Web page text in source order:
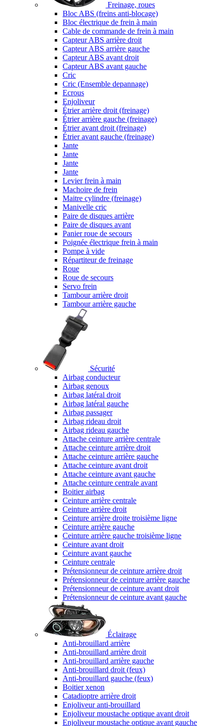
Freinage, roues
Bloc ABS (freins anti-blocage)
Bloc électrique de frein à main
Cable de commande de frein à main
Capteur ABS arrière droit
Capteur ABS arrière gauche
Capteur ABS avant droit
Capteur ABS avant gauche
Cric
Cric (Ensemble depannage)
Ecrous
Enjoliveur
Étrier arrière droit (freinage)
Étrier arrière gauche (freinage)
Étrier avant droit (freinage)
Étrier avant gauche (freinage)
Jante
Jante
Jante
Jante
Levier frein à main
Machoire de frein
Maitre cylindre (freinage)
Manivelle cric
Paire de disques arrière
Paire de disques avant
Panier roue de secours
Poignée électrique frein à main
Pompe à vide
Répartiteur de freinage
Roue
Roue de secours
Servo frein
Tambour arrière droit
Tambour arrière gauche
Sécurité
Airbag conducteur
Airbag genoux
Airbag latéral droit
Airbag latéral gauche
Airbag passager
Airbag rideau droit
Airbag rideau gauche
Attache ceinture arrière centrale
Attache ceinture arrière droit
Attache ceinture arrière gauche
Attache ceinture avant droit
Attache ceinture avant gauche
Attache ceinture centrale avant
Boitier airbag
Ceinture arrière centrale
Ceinture arrière droit
Ceinture arrière droite troisième ligne
Ceinture arrière gauche
Ceinture arrière gauche troisième ligne
Ceinture avant droit
Ceinture avant gauche
Ceinture centrale
Prétensionneur de ceinture arrière droit
Prétensionneur de ceinture arrière gauche
Prétensionneur de ceinture avant droit
Prétensionneur de ceinture avant gauche
Éclairage
Anti-brouillard arrière
Anti-brouillard arrière droit
Anti-brouillard arrière gauche
Anti-brouillard droit (feux)
Anti-brouillard gauche (feux)
Boitier xenon
Catadioptre arrière droit
Enjoliveur anti-brouillard
Enjoliveur moustache optique avant droit
Enjoliveur moustache optique avant gauche